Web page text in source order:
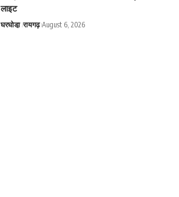
लाइट
घरघोडा़ रायगढ़ August 6, 2026